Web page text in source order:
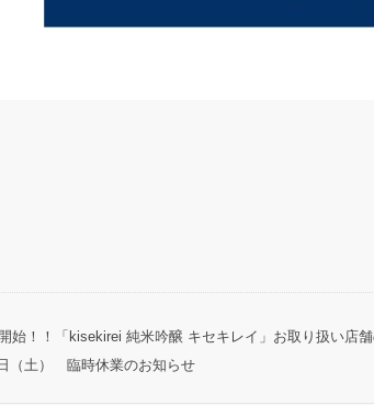
始！！「kisekirei 純米吟醸 キセキレイ」お取り扱い店
（土） 臨時休業のお知らせ